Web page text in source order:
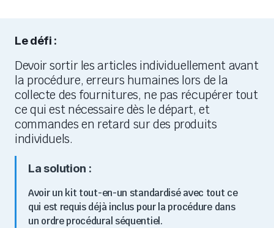
Le défi :
Devoir sortir les articles individuellement avant
la procédure, erreurs humaines lors de la
collecte des fournitures, ne pas récupérer tout
ce qui est nécessaire dès le départ, et
commandes en retard sur des produits
individuels.
La solution :
Avoir un kit tout-en-un standardisé avec tout ce
qui est requis déjà inclus pour la procédure dans
un ordre procédural séquentiel.